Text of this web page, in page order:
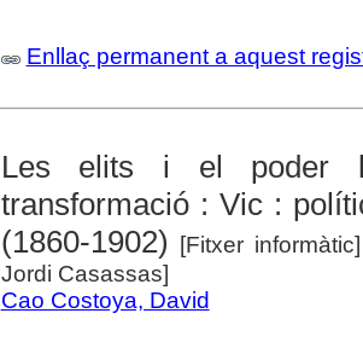
Enllaç permanent a aquest
Les elits i el poder
transformació : Vic :
(1860-1902) [Fitxer
Jordi Casassas]
Cao Costoya, David